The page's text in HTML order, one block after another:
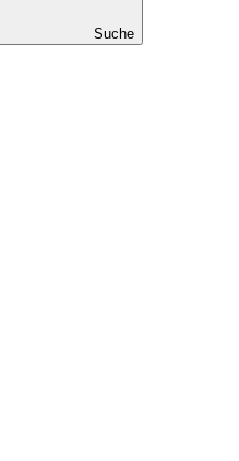
Suche